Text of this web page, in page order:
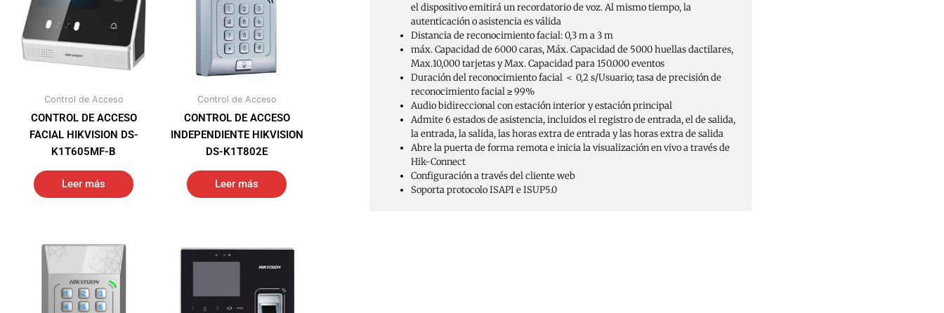
Control de Acceso
CONTROL DE ACCESO
FACIAL HIKVISION DS-
K1T605MF-B
Leer más
Control de Acceso
CONTROL DE ACCESO
INDEPENDIENTE HIKVISION
DS-K1T802E
Leer más
el dispositivo emitirá un recordatorio de voz. Al mismo tiempo, la
autenticación o asistencia es válida
Distancia de reconocimiento facial: 0,3 m a 3 m
máx. Capacidad de 6000 caras, Máx. Capacidad de 5000 huellas dactilares,
Max.10,000 tarjetas y Max. Capacidad para 150.000 eventos
Duración del reconocimiento facial ＜ 0,2 s/Usuario; tasa de precisión de
reconocimiento facial ≥ 99%
Audio bidireccional con estación interior y estación principal
Admite 6 estados de asistencia, incluidos el registro de entrada, el de salida,
la entrada, la salida, las horas extra de entrada y las horas extra de salida
Abre la puerta de forma remota e inicia la visualización en vivo a través de
Hik-Connect
Configuración a través del cliente web
Soporta protocolo ISAPI e ISUP5.0